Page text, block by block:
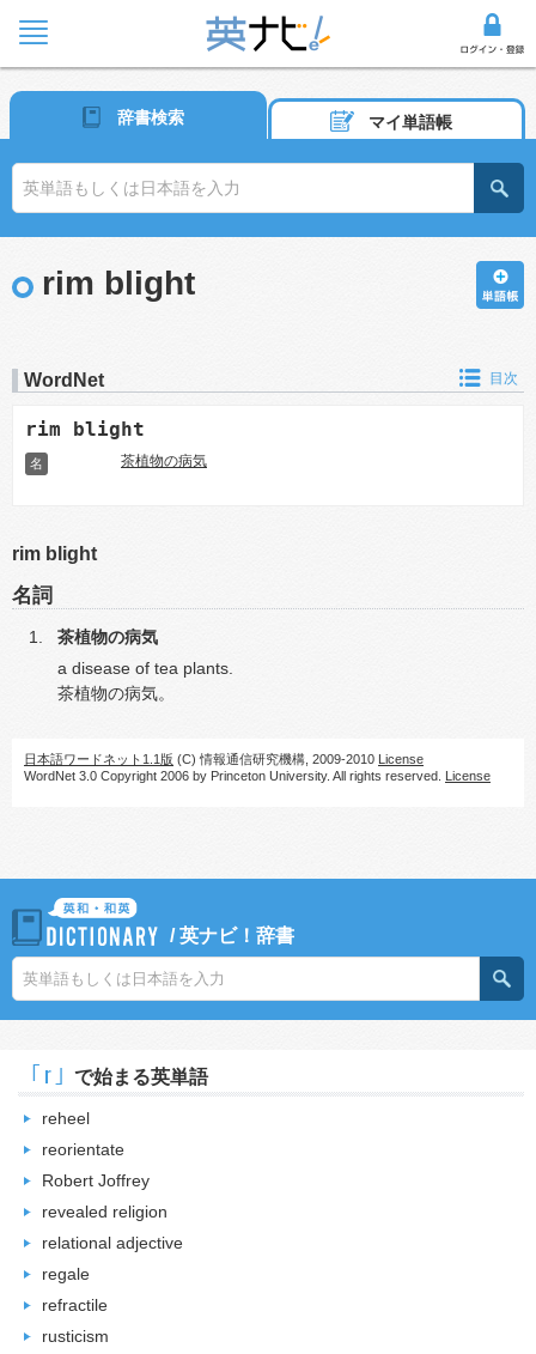
辞書検索 マイ単語帳
rim blight
WordNet 目次
rim blight
名 茶植物の病気
rim blight
名詞
茶植物の病気
a disease of tea plants.
茶植物の病気。
日本語ワードネット1.1版 (C) 情報通信研究機構, 2009-2010 License
WordNet 3.0 Copyright 2006 by Princeton University. All rights reserved. License
/英ナビ！辞書
｢r｣ で始まる英単語
reheel
reorientate
Robert Joffrey
revealed religion
relational adjective
regale
refractile
rusticism